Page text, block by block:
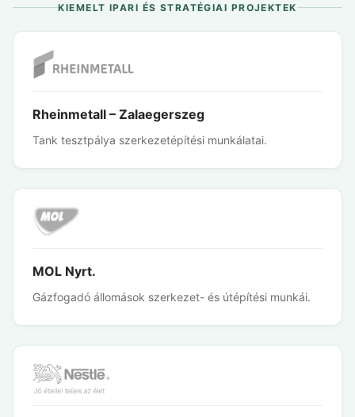
KIEMELT IPARI ÉS STRATÉGIAI PROJEKTEK
Rheinmetall – Zalaegerszeg
Tank tesztpálya szerkezetépítési munkálatai.
MOL Nyrt.
Gázfogadó állomások szerkezet- és útépítési munkái.